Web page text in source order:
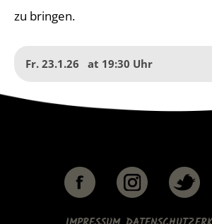
zu bringen.
Fr. 23.1.26 at 19:30